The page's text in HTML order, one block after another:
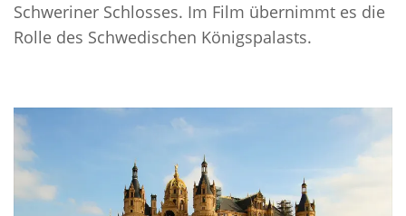
Schweriner Schlosses. Im Film übernimmt es die
Rolle des Schwedischen Königspalasts.